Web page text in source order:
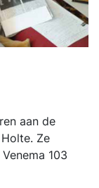
aan de
Ze
103